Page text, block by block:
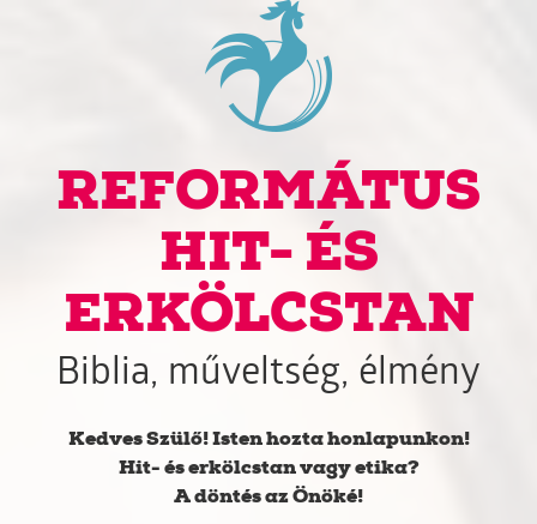
REFORMÁTUS
HIT- ÉS
ERKÖLCSTAN
Biblia, műveltség, élmény
Kedves Szülő! Isten hozta honlapunkon!
Hit- és erkölcstan vagy etika?
A döntés az Önöké!